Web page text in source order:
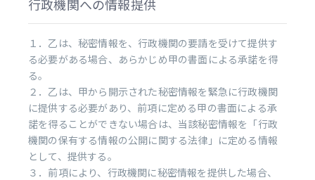
行政機関への情報提供
１．乙は、秘密情報を、行政機関の要請を受けて提供す
る必要がある場合、あらかじめ甲の書面による承諾を得
る。
２．乙は、甲から開示された秘密情報を緊急に行政機関
に提供する必要があり、前項に定める甲の書面による承
諾を得ることができない場合は、当該秘密情報を「行政
機関の保有する情報の公開に関する法律」に定める情報
として、提供する。
３．前項により、行政機関に秘密情報を提供した場合、